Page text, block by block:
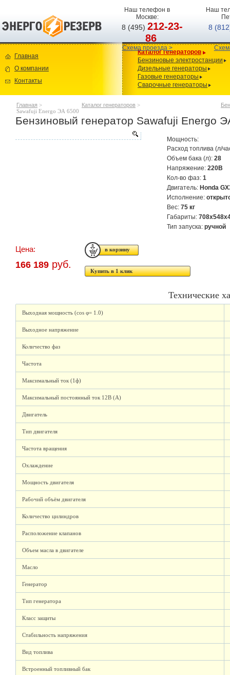
Наш телефон в
Москве:
8 (495)212-23-
86
Схема проезда >
Наш
8
Главная
О компании
Контакты
Каталог генераторов
Бензиновые электростанции
Дизельные генераторы
Газовые генераторы
Сварочные генераторы
Главная > Каталог генераторов >
Sawafuji Energo ЭА 6500
Бензиновый генератор Sawafuji Energo
Мощность:
Расход топлива (л/
Объем бака (л): 28
Напряжение: 220В
Кол-во фаз: 1
Двигатель: Honda
Исполнение:
Вес: 75 кг
Габариты:
Тип запуска: ручной
Цена:
166 189 руб.
Купить в 1 клик
Технические
Выходная мощность (cos φ= 1.0)
Выходное напряжение
Количество фаз
Частота
Максимальный ток (1ф)
Максимальный постоянный ток 12В (А)
Двигатель
Тип двигателя
Частота вращения
Охлаждение
Мощность двигателя
Рабочий объём двигателя
Количество цилиндров
Расположение клапанов
Объем масла в двигателе
Масло
Генератор
Тип генератора
Класс защиты
Стабильность напряжения
Вид топлива
Встроенный топливный бак